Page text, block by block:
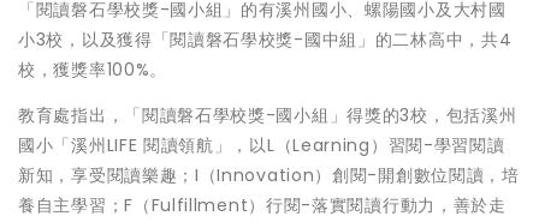
「閱讀磐石學校獎-國小組」的有溪州國小、螺陽國小及大村國
小3校，以及獲得「閱讀磐石學校獎-國中組」的二林高中，共4
校，獲獎率100%。
教育處指出，「閱讀磐石學校獎-國小組」得獎的3校，包括溪州
國小「溪州LIFE 閱讀領航」，以L（Learning）習閱-學習閱讀
新知，享受閱讀樂趣；I（Innovation）創閱-開創數位閱讀，培
養自主學習；F（Fulfillment）行閱-落實閱讀行動力，善於走